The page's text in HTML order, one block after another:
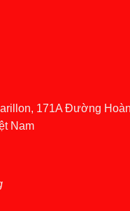
171A Đường
Nam